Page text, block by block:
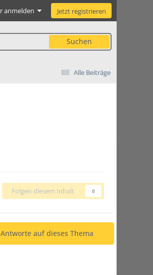
anmelden Jetzt registrieren
Suchen
Alle Beiträge
Folgen diesem Inhalt 0
Antworte auf dieses Thema